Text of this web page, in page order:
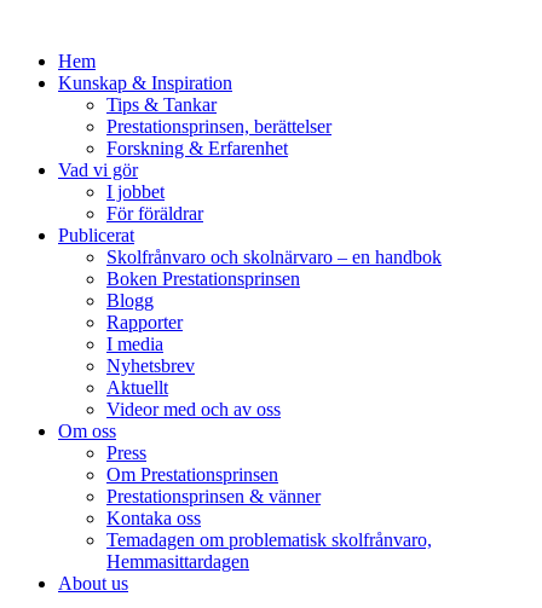
Hem
Kunskap & Inspiration
Tips & Tankar
Prestationsprinsen, berättelser
Forskning & Erfarenhet
Vad vi gör
I jobbet
För föräldrar
Publicerat
Skolfrånvaro och skolnärvaro – en handbok
Boken Prestationsprinsen
Blogg
Rapporter
I media
Nyhetsbrev
Aktuellt
Videor med och av oss
Om oss
Press
Om Prestationsprinsen
Prestationsprinsen & vänner
Kontaka oss
Temadagen om problematisk skolfrånvaro,
Hemmasittardagen
About us